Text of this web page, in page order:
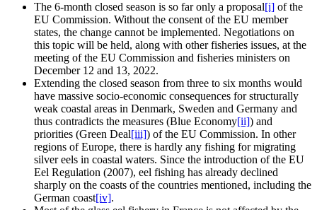
The 6-month closed season is so far only a proposal[i] of the
EU Commission. Without the consent of the EU member
states, the change cannot be implemented. Negotiations on
this topic will be held, along with other fisheries issues, at the
meeting of the EU Commission and fisheries ministers on
December 12 and 13, 2022.
Extending the closed season from three to six months would
have massive socio-economic consequences for structurally
weak coastal areas in Denmark, Sweden and Germany and
thus contradicts the measures (Blue Economy[ii]) and
priorities (Green Deal[iii]) of the EU Commission. In other
regions of Europe, there is hardly any fishing for migrating
silver eels in coastal waters. Since the introduction of the EU
Eel Regulation (2007), eel fishing has already declined
sharply on the coasts of the countries mentioned, including the
German coast[iv].